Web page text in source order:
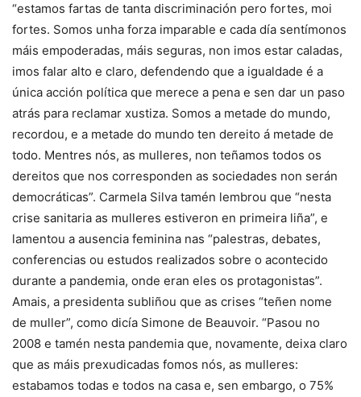
“estamos fartas de tanta discriminación pero fortes, moi
fortes. Somos unha forza imparable e cada día sentímonos
máis empoderadas, máis seguras, non imos estar caladas,
imos falar alto e claro, defendendo que a igualdade é a
única acción política que merece a pena e sen dar un paso
atrás para reclamar xustiza. Somos a metade do mundo,
recordou, e a metade do mundo ten dereito á metade de
todo. Mentres nós, as mulleres, non teñamos todos os
dereitos que nos corresponden as sociedades non serán
democráticas”. Carmela Silva tamén lembrou que “nesta
crise sanitaria as mulleres estiveron en primeira liña”, e
lamentou a ausencia feminina nas “palestras, debates,
conferencias ou estudos realizados sobre o acontecido
durante a pandemia, onde eran eles os protagonistas”.
Amais, a presidenta subliñou que as crises “teñen nome
de muller”, como dicía Simone de Beauvoir. “Pasou no
2008 e tamén nesta pandemia que, novamente, deixa claro
que as máis prexudicadas fomos nós, as mulleres:
estabamos todas e todos na casa e, sen embargo, o 75%